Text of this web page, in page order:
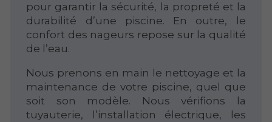
pour garantir la sécurité, la propreté et la
durabilité d’une piscine. En outre, le
confort des nageurs repose sur la qualité
de l’eau.
Nous prenons en main le nettoyage et la
maintenance de votre piscine, quel que
soit son modèle. Nous vérifions la
tuyauterie, l’installation électrique, les